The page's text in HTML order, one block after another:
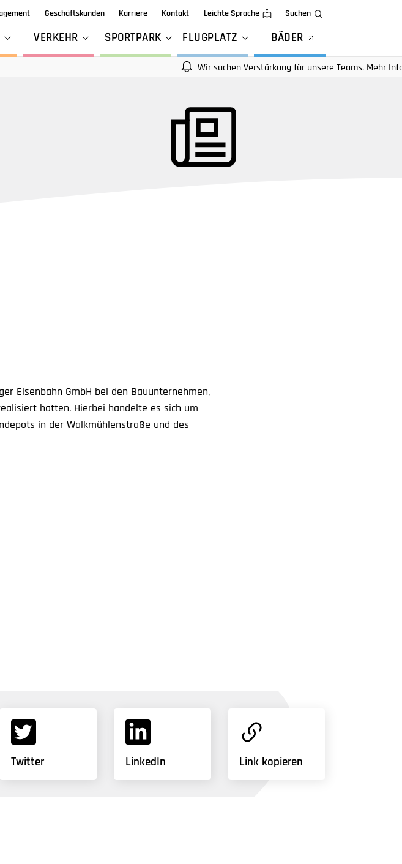
Geschäftskunden Karriere Kontakt Leichte Sprache Suchen
VERKEHR SPORTPARK FLUGPLATZ BÄDER
Wir suchen Verstärkung für unsere Teams. Mehr Infos auf
Eisenbahn GmbH bei den Bauunternehmen,
hatten. Hierbei handelte es sich um
in der Walkmühlenstraße und des
Twitter LinkedIn Link kopieren